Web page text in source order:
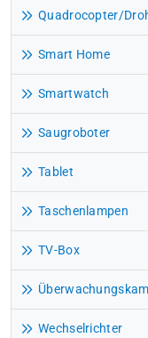
Quadrocopter/
Smart Home
Smartwatch
Saugroboter
Tablet
Taschenlampen
TV-Box
Wechselrichter